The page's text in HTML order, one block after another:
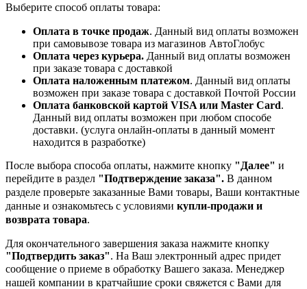
Выберите способ оплаты товара:
Оплата в точке продаж. Данный вид оплаты возможен
при самовывозе товара из магазинов АвтоГлобус
Оплата через курьера. Данный вид оплаты возможен
при заказе товара с доставкой
Оплата наложенным платежом. Данный вид оплаты
возможен при заказе товара с доставкой Почтой России
Оплата банковской картой VISA или Master Card.
Данный вид оплаты возможен при любом способе
доставки. (услуга онлайн-оплаты в данный момент
находится в разработке)
После выбора способа оплаты, нажмите кнопку "Далее" и
перейдите в раздел "Подтверждение заказа". В данном
разделе проверьте заказанные Вами товары, Ваши контактные
данные и ознакомьтесь с условиями купли-продажи и
возврата товара.
Для окончательного завершения заказа нажмите кнопку
"Подтвердить заказ". На Ваш электронный адрес придет
сообщение о приеме в обработку Вашего заказа. Менеджер
нашей компании в кратчайшие сроки свяжется с Вами для